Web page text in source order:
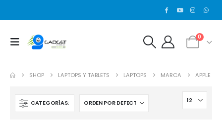
0
SHOP LAPTOPS Y TABLETS LAPTOPS MARCA APPLE
CATEGORÍAS: